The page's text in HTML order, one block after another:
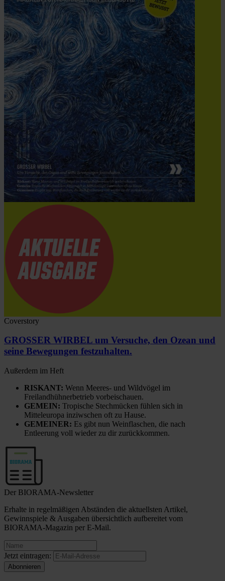
Coverstory
GROSSER WIRBEL um Versuche, den Ozean und
seine Bewegungen festzuhalten.
Außerdem im Heft
RISKANT: Wenn Meeres- und Wildvögel im
Freilandhühnerbetrieb vorbeischauen.
GEMEIN: Tropische Stechmücken fühlen sich in
Mitteleuropa inziwschen oft zu Hause.
GEMEINER: Es gibt nun Weinflaschen, die nach
Entleerung voll wieder zu dir zurückkommen.
Der BIORAMA-Newsletter
Erhalte in regelmäßigen Abständen die aktuellsten Artikel,
Gewinnspiele & Ausgaben übersichtlich aufbereitet vom
BIORAMA-Magazin per E-Mail.
Jetzt eintragen: